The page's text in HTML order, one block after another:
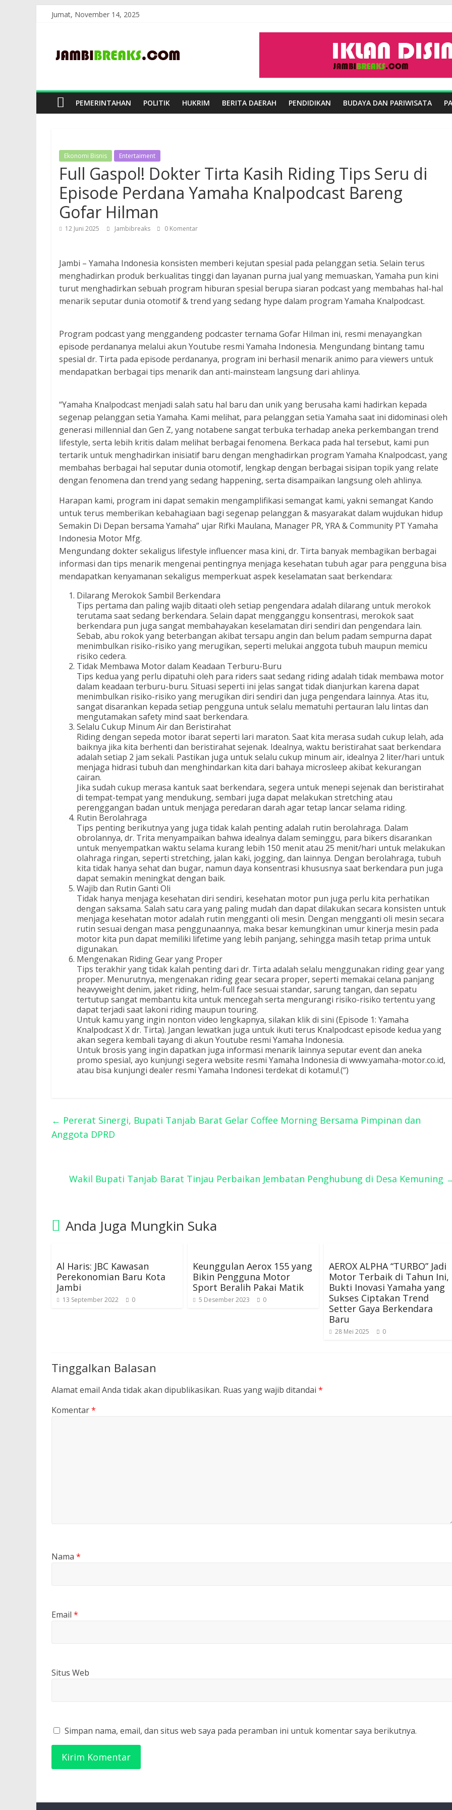
Jumat, November 14, 2025
JambiBreaks
PEMERINTAHAN POLITIK HUKRIM BERITA DAERAH PENDIDIKAN BUDAYA DAN PARIWISATA
Ekonomi Bisnis Entertaiment
Full Gaspol! Dokter Tirta Kasih Riding Tips Seru di
Episode Perdana Yamaha Knalpodcast Bareng
Gofar Hilman
12 Juni 2025 Jambibreaks 0 Komentar
Jambi – Yamaha Indonesia konsisten memberi kejutan spesial pada pelanggan setia. Selain terus
menghadirkan produk berkualitas tinggi dan layanan purna jual yang memuaskan, Yamaha pun kini
turut menghadirkan sebuah program hiburan spesial berupa siaran podcast yang membahas hal-hal
menarik seputar dunia otomotif & trend yang sedang hype dalam program Yamaha Knalpodcast.
Program podcast yang menggandeng podcaster ternama Gofar Hilman ini, resmi menayangkan
episode perdananya melalui akun Youtube resmi Yamaha Indonesia. Mengundang bintang tamu
spesial dr. Tirta pada episode perdananya, program ini berhasil menarik animo para viewers untuk
mendapatkan berbagai tips menarik dan anti-mainsteam langsung dari ahlinya.
“Yamaha Knalpodcast menjadi salah satu hal baru dan unik yang berusaha kami hadirkan kepada
segenap pelanggan setia Yamaha. Kami melihat, para pelanggan setia Yamaha saat ini didominasi oleh
generasi millennial dan Gen Z, yang notabene sangat terbuka terhadap aneka perkembangan trend
lifestyle, serta lebih kritis dalam melihat berbagai fenomena. Berkaca pada hal tersebut, kami pun
tertarik untuk menghadirkan inisiatif baru dengan menghadirkan program Yamaha Knalpodcast, yang
membahas berbagai hal seputar dunia otomotif, lengkap dengan berbagai sisipan topik yang relate
dengan fenomena dan trend yang sedang happening, serta disampaikan langsung oleh ahlinya.
Harapan kami, program ini dapat semakin mengamplifikasi semangat kami, yakni semangat Kando
untuk terus memberikan kebahagiaan bagi segenap pelanggan & masyarakat dalam wujdukan hidup
Semakin Di Depan bersama Yamaha” ujar Rifki Maulana, Manager PR, YRA & Community PT Yamaha
Indonesia Motor Mfg.
Mengundang dokter sekaligus lifestyle influencer masa kini, dr. Tirta banyak membagikan berbagai
informasi dan tips menarik mengenai pentingnya menjaga kesehatan tubuh agar para pengguna bisa
mendapatkan kenyamanan sekaligus memperkuat aspek keselamatan saat berkendara:
Dilarang Merokok Sambil Berkendara
Tips pertama dan paling wajib ditaati oleh setiap pengendara adalah dilarang untuk merokok
terutama saat sedang berkendara. Selain dapat mengganggu konsentrasi, merokok saat
berkendara pun juga sangat membahayakan keselamatan diri sendiri dan pengendara lain.
Sebab, abu rokok yang beterbangan akibat tersapu angin dan belum padam sempurna dapat
menimbulkan risiko-risiko yang merugikan, seperti melukai anggota tubuh maupun memicu
risiko cedera.
Tidak Membawa Motor dalam Keadaan Terburu-Buru
Tips kedua yang perlu dipatuhi oleh para riders saat sedang riding adalah tidak membawa motor
dalam keadaan terburu-buru. Situasi seperti ini jelas sangat tidak dianjurkan karena dapat
menimbulkan risiko-risiko yang merugikan diri sendiri dan juga pengendara lainnya. Atas itu,
sangat disarankan kepada setiap pengguna untuk selalu mematuhi pertauran lalu lintas dan
mengutamakan safety mind saat berkendara.
Selalu Cukup Minum Air dan Beristirahat
Riding dengan sepeda motor ibarat seperti lari maraton. Saat kita merasa sudah cukup lelah, ada
baiknya jika kita berhenti dan beristirahat sejenak. Idealnya, waktu beristirahat saat berkendara
adalah setiap 2 jam sekali. Pastikan juga untuk selalu cukup minum air, idealnya 2 liter/hari untuk
menjaga hidrasi tubuh dan menghindarkan kita dari bahaya microsleep akibat kekurangan
cairan.
Jika sudah cukup merasa kantuk saat berkendara, segera untuk menepi sejenak dan beristirahat
di tempat-tempat yang mendukung, sembari juga dapat melakukan stretching atau
perenggangan badan untuk menjaga peredaran darah agar tetap lancar selama riding.
Rutin Berolahraga
Tips penting berikutnya yang juga tidak kalah penting adalah rutin berolahraga. Dalam
obrolannya, dr. Trita menyampaikan bahwa idealnya dalam seminggu, para bikers disarankan
untuk menyempatkan waktu selama kurang lebih 150 menit atau 25 menit/hari untuk melakukan
olahraga ringan, seperti stretching, jalan kaki, jogging, dan lainnya. Dengan berolahraga, tubuh
kita tidak hanya sehat dan bugar, namun daya konsentrasi khususnya saat berkendara pun juga
dapat semakin meningkat dengan baik.
Wajib dan Rutin Ganti Oli
Tidak hanya menjaga kesehatan diri sendiri, kesehatan motor pun juga perlu kita perhatikan
dengan saksama. Salah satu cara yang paling mudah dan dapat dilakukan secara konsisten untuk
menjaga kesehatan motor adalah rutin mengganti oli mesin. Dengan mengganti oli mesin secara
rutin sesuai dengan masa penggunaannya, maka besar kemungkinan umur kinerja mesin pada
motor kita pun dapat memiliki lifetime yang lebih panjang, sehingga masih tetap prima untuk
digunakan.
Mengenakan Riding Gear yang Proper
Tips terakhir yang tidak kalah penting dari dr. Tirta adalah selalu menggunakan riding gear yang
proper. Menurutnya, mengenakan riding gear secara proper, seperti memakai celana panjang
heavyweight denim, jaket riding, helm-full face sesuai standar, sarung tangan, dan sepatu
tertutup sangat membantu kita untuk mencegah serta mengurangi risiko-risiko tertentu yang
dapat terjadi saat lakoni riding maupun touring.
Untuk kamu yang ingin nonton video lengkapnya, silakan klik di sini (Episode 1: Yamaha
Knalpodcast X dr. Tirta). Jangan lewatkan juga untuk ikuti terus Knalpodcast episode kedua yang
akan segera kembali tayang di akun Youtube resmi Yamaha Indonesia.
Untuk brosis yang ingin dapatkan juga informasi menarik lainnya seputar event dan aneka
promo spesial, ayo kunjungi segera website resmi Yamaha Indonesia di www.yamaha-motor.co.id,
atau bisa kunjungi dealer resmi Yamaha Indonesi terdekat di kotamu!.(“)
← Pererat Sinergi, Bupati Tanjab Barat Gelar Coffee Morning Bersama Pimpinan dan
Anggota DPRD
Wakil Bupati Tanjab Barat Tinjau Perbaikan Jembatan Penghubung di Desa Kemuning
Anda Juga Mungkin Suka
Al Haris: JBC Kawasan
Perekonomian Baru Kota
Jambi
13 September 2022 0
Keunggulan Aerox 155 yang
Bikin Pengguna Motor
Sport Beralih Pakai Matik
5 Desember 2023 0
AEROX ALPHA “TURBO” Jadi
Motor Terbaik di Tahun Ini,
Bukti Inovasi Yamaha yang
Sukses Ciptakan Trend
Setter Gaya Berkendara
Baru
28 Mei 2025 0
Tinggalkan Balasan
Alamat email Anda tidak akan dipublikasikan. Ruas yang wajib ditandai *
Komentar*
Nama *
Email *
Situs Web
Simpan nama, email, dan situs web saya pada peramban ini untuk komentar saya berikutnya.